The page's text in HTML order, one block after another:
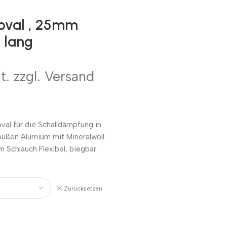
, 25mm
lang
zzgl. Versand
für die Schalldämpfung in
Alumium mit Mineralwoll
Schlauch Flexibel, biegbar
Zurücksetzen